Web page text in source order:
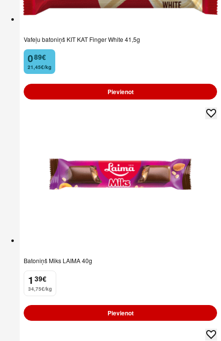
Vafeļu batoniņš KIT KAT Finger White 41,5g
0
. 89€
21,45€/kg
Pievienot
Batoniņš Miks LAIMA 40g
1
. 39€
34,75€/kg
Pievienot